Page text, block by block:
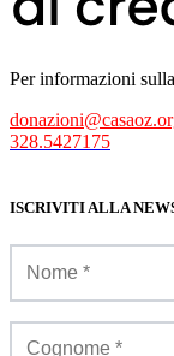
Per informazioni
328.5427175
ISCRIVITI ALLA